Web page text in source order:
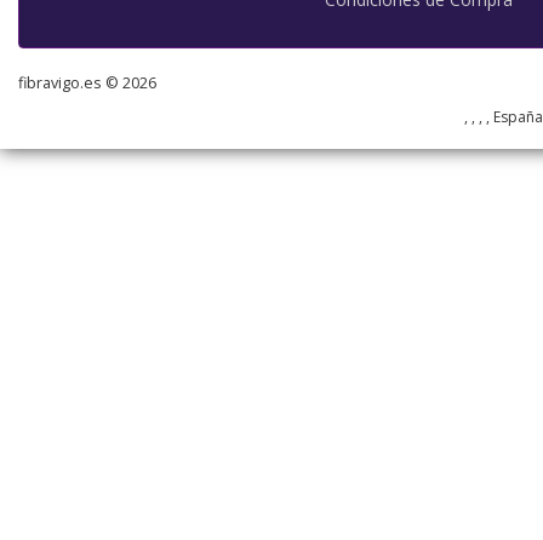
fibravigo.es © 2026
, , , ,